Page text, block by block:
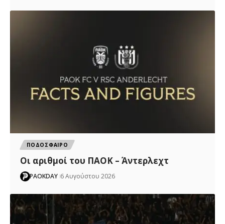
ΠΟΔΟΣΦΑΙΡΟ
Oι αριθμοί του ΠΑΟΚ – Άντερλεχτ
PAOKDAY 6 Αυγούστου 2026